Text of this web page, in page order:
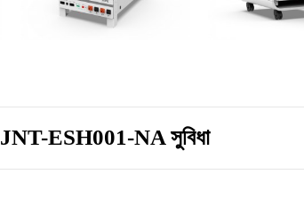
JNT-ESH001-NA সুবিধা